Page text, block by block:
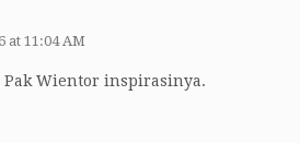
at 11:04 AM
Pak Wientor inspirasinya.